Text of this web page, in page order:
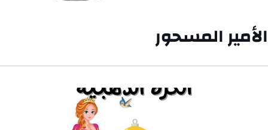
الأمير المسحور